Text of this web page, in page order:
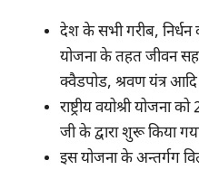
देश के सभी गरीब, निर्धन
योजना के तहत जीवन
क्वैडपोड, श्रवण यंत्र
राष्ट्रीय वयोश्री योजना
जी के द्वारा शुरू किया
इस योजना के अन्तर्गग